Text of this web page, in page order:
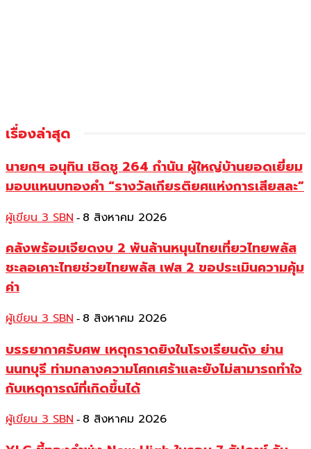
เรื่องล่าสุด
นายกฯ อนุทิน เชิดชู 264 กำนัน ผู้ใหญ่บ้านยอดเยี่ยม
มอบแหนบทองคำ “รางวัลเกียรติยศแห่งการเสียสละ”
ผู้เขียน 3 SBN - 8 สิงหาคม 2026
คลังพร้อมเจียดงบ 2 พันล้านหนุนไทยเที่ยวไทยพลัส
ชะลอเคาะไทยช่วยไทยพลัส เฟส 2 ขอประเมินความคุ้ม
ค่า
ผู้เขียน 3 SBN - 8 สิงหาคม 2026
บรรยากาศรับศพ เหตุกราดยิงในโรงเรียนดัง ย่าน
นนทบุรี ท่ามกลางความโศกเศร้าและยังไม่สามารถทำใจ
กับเหตุการณ์ที่เกิดขึ้นได้
ผู้เขียน 3 SBN - 8 สิงหาคม 2026